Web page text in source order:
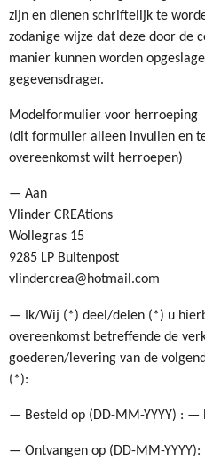
zijn en dienen schriftelijk te
zodanige wijze dat deze door de
manier kunnen worden
gegevensdrager.
Modelformulier voor herroeping
(dit formulier alleen invullen en
overeenkomst wilt herroepen)
— Aan
Vlinder CREAtions
Wollegras 15
9285 LP Buitenpost
vlindercrea@hotmail.com
— Ik/Wij (*) deel/delen (*) u
overeenkomst betreffende de
goederen/levering van de
(*):
— Besteld op (DD-MM-YYYY) : —
— Ontvangen op (DD-MM-YYYY):